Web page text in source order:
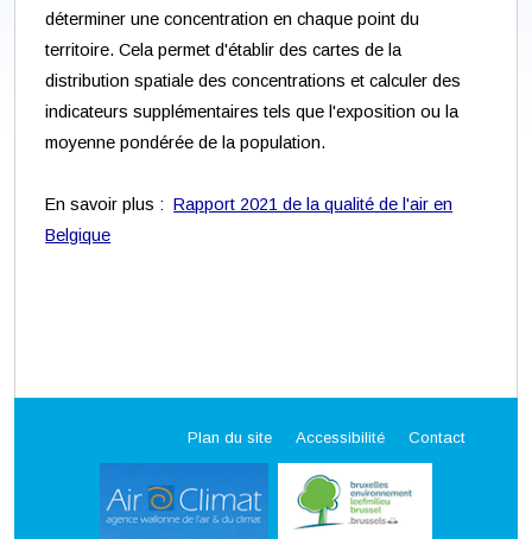
déterminer une concentration en chaque point du
territoire. Cela permet d'établir des cartes de la
distribution spatiale des concentrations et calculer des
indicateurs supplémentaires tels que l'exposition ou la
moyenne pondérée de la population.
En savoir plus :Rapport 2021 de la qualité de l'air en
Belgique
Plan du site Accessibilité Contact